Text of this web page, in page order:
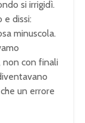
si irrigidì.
e dissi:
minuscola.
non con finali
un errore